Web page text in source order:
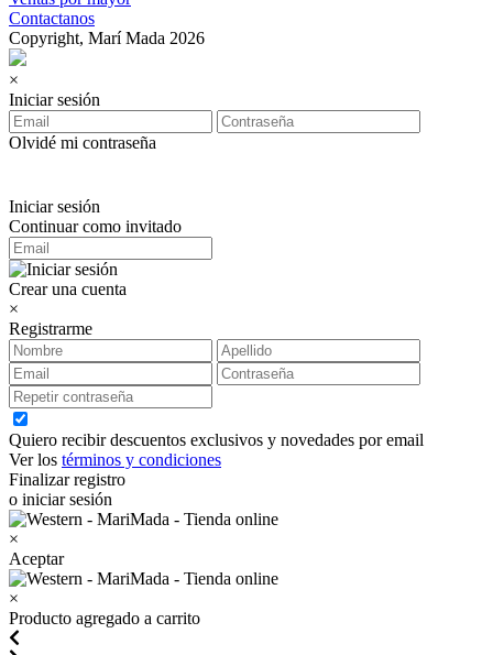
Contactanos
Copyright, Marí Mada 2026
×
Iniciar sesión
Olvidé mi contraseña
Iniciar sesión
Continuar como invitado
Crear una cuenta
×
Registrarme
Quiero recibir descuentos exclusivos y novedades por email
Ver los términos y condiciones
Finalizar registro
o iniciar sesión
×
Aceptar
×
Producto agregado a carrito